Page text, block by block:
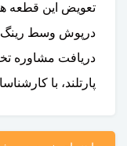
تعویض این قطعه
دریافت مشاوره
پارتلند، با